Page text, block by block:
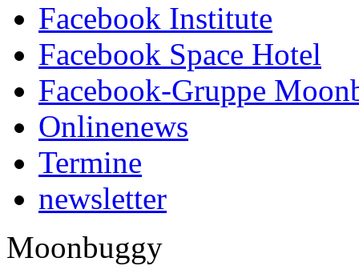
Facebook Institute
Facebook Space Hotel
Facebook-Gruppe
Onlinenews
Termine
newsletter
Moonbuggy